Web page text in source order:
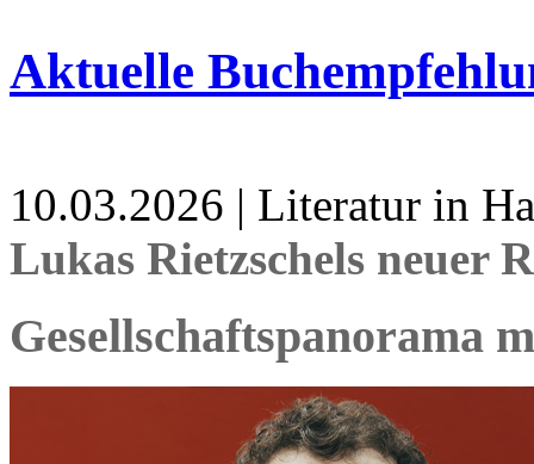
Aktuelle
10.03.2026 | Literatur in
Lukas Rietzschels neuer
Gesellschaftspanorama